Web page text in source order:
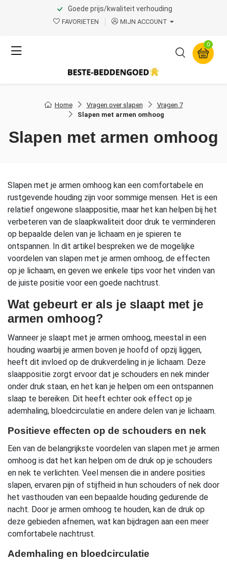
Goede prijs/kwaliteit verhouding
FAVORIETEN MIJN ACCOUNT
0
Home Vragen over slapen
Vragen 7
Slapen met armen omhoog
Slapen met armen omhoog
Slapen met je armen omhoog kan een comfortabele en
rustgevende houding zijn voor sommige mensen. Het is een
relatief ongewone slaappositie, maar het kan helpen bij het
verbeteren van de slaapkwaliteit door druk te verminderen
op bepaalde delen van je lichaam en je spieren te
ontspannen. In dit artikel bespreken we de mogelijke
voordelen van slapen met je armen omhoog, de effecten
op je lichaam, en geven we enkele tips voor het vinden van
de juiste positie voor een goede nachtrust.
Wat gebeurt er als je slaapt met je
armen omhoog?
Wanneer je slaapt met je armen omhoog, meestal in een
houding waarbij je armen boven je hoofd of opzij liggen,
heeft dit invloed op de drukverdeling in je lichaam. Deze
slaappositie zorgt ervoor dat je schouders en nek minder
onder druk staan, en het kan je helpen om een ontspannen
slaap te bereiken. Dit heeft echter ook effect op je
ademhaling, bloedcirculatie en andere delen van je lichaam.
Positieve effecten op de schouders en nek
Een van de belangrijkste voordelen van slapen met je armen
omhoog is dat het kan helpen om de druk op je schouders
en nek te verlichten. Veel mensen die in andere posities
slapen, ervaren pijn of stijfheid in hun schouders of nek door
het vasthouden van een bepaalde houding gedurende de
nacht. Door je armen omhoog te houden, kan de druk op
deze gebieden afnemen, wat kan bijdragen aan een meer
comfortabele nachtrust.
Ademhaling en bloedcirculatie